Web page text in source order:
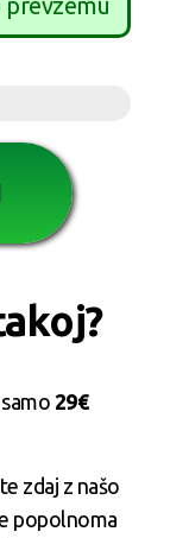
prevzemu
29€
zdaj z našo
popolnoma